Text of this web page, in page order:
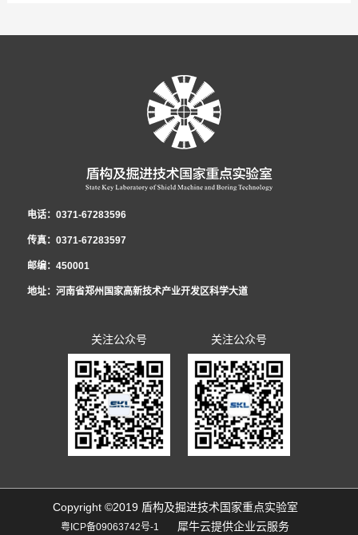
郑州召开。盾构及掘进技术国家重点实验室党工委书记李治国、总工程师李凤
远，中铁隧道股份有限公司设备部部长叶忠，中铁工程装备研究院设计师王亚
威、张文艳，清华大学博士生唐岩洋等专家参会。会议介绍了新型岩爆控制支
护方式——“双钢板-混凝土组合管片”，该设计采用内外环双层钢板，外环钢板
术支持，立志为西藏地区民族团结和繁荣稳...
电话：0371-67283596
传真：0371-67283597
邮编：450001
地址：河南省郑州国家高新技术产业开发区科学大道
关注公众号 关注公众号
Copyright ©2019 盾构及掘进技术国家重点实验室
粤ICP备09063742号-1 犀牛云提供企业云服务